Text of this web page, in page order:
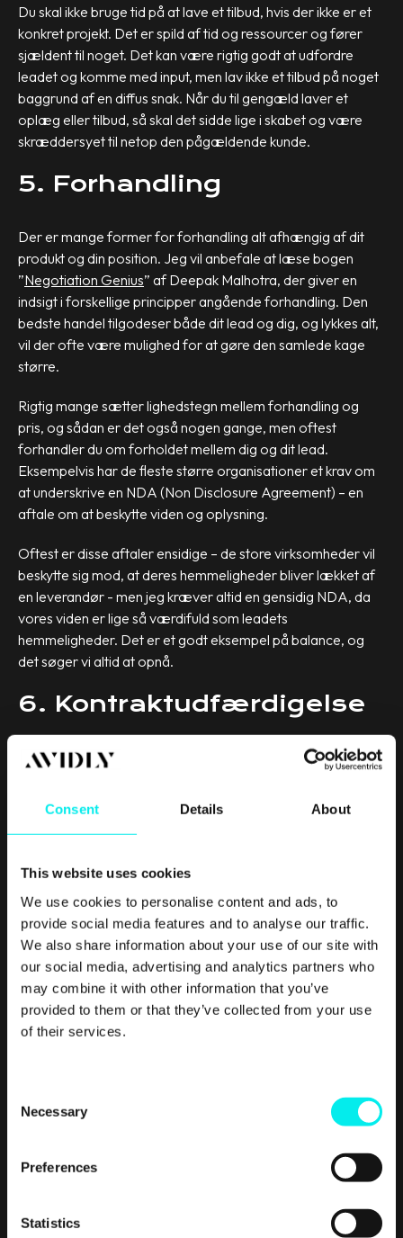
Consent Details About
This website uses cookies
We use cookies to personalise content and ads, to
provide social media features and to analyse our traffic.
We also share information about your use of our site with
our social media, advertising and analytics partners who
may combine it with other information that you’ve
provided to them or that they’ve collected from your use
of their services.
Necessary
Preferences
Statistics
Du skal ikke bruge tid på at lave et tilbud, hvis der ikke er et
konkret projekt. Det er spild af tid og ressourcer og fører
sjældent til noget. Det kan være rigtig godt at udfordre
leadet og komme med input, men lav ikke et tilbud på noget
baggrund af en diffus snak. Når du til gengæld laver et
oplæg eller tilbud, så skal det sidde lige i skabet og være
skræddersyet til netop den pågældende kunde.
5. Forhandling
Der er mange former for forhandling alt afhængig af dit
produkt og din position. Jeg vil anbefale at læse bogen
”Negotiation Genius” af Deepak Malhotra, der giver en
indsigt i forskellige principper angående forhandling. Den
bedste handel tilgodeser både dit lead og dig, og lykkes alt,
vil der ofte være mulighed for at gøre den samlede kage
større.
Rigtig mange sætter lighedstegn mellem forhandling og
pris, og sådan er det også nogen gange, men oftest
forhandler du om forholdet mellem dig og dit lead.
Eksempelvis har de fleste større organisationer et krav om
at underskrive en NDA (Non Disclosure Agreement) – en
aftale om at beskytte viden og oplysning.
Oftest er disse aftaler ensidige – de store virksomheder vil
beskytte sig mod, at deres hemmeligheder bliver lækket af
en leverandør - men jeg kræver altid en gensidig NDA, da
vores viden er lige så værdifuld som leadets
hemmeligheder. Det er et godt eksempel på balance, og
det søger vi altid at opnå.
6. Kontraktudfærdigelse
Alt afhængig af din forretning kan det være, du skriver en
sådan en kontraktfase, og nogle gange trækker det ud med
grundigt, og sørg for, at kunden er helt indforstået med,
overraskelser på nogen side af bordet, når først
samarbejdet er oppe i fart.
7. Gøre kunden bevidst
tilfreds
dækker over en bevidstgørelse af de forhold, du gerne vil
have kunden til at forhold sig til i forhold til tilfredshed. Et
deres kunder tilfredse på to parametre:
og 2) deres afgange er billige. Resten er noget skrammel.